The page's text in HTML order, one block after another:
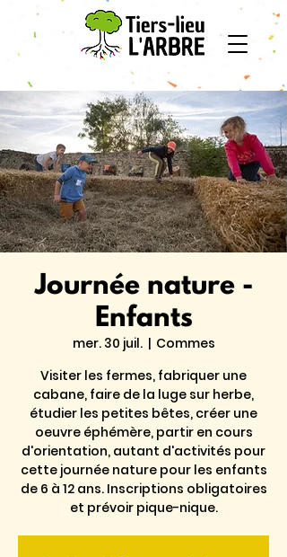
Journée nature -
Enfants
mer. 30 juil.
  |
Commes
Visiter les fermes, fabriquer une
cabane, faire de la luge sur herbe,
étudier les petites bêtes, créer une
oeuvre éphémère, partir en cours
d'orientation, autant d'activités pour
cette journée nature pour les enfants
de 6 à 12 ans. Inscriptions obligatoires
et prévoir pique-nique.